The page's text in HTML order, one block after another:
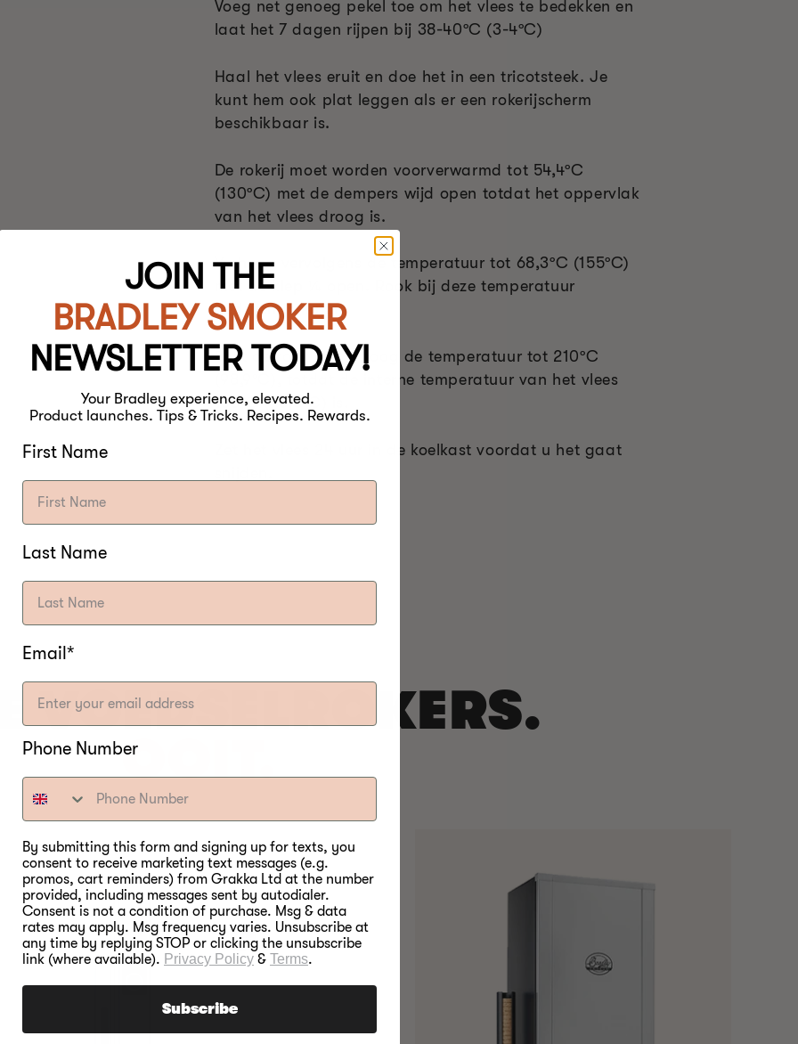
Voeg net genoeg pekel toe om het vlees te bedekken en
laat het 7 dagen rijpen bij 38-40ºC (3-4ºC)
Haal het vlees eruit en doe het in een tricotsteek. Je
kunt hem ook plat leggen als er een rokerijscherm
beschikbaar is.
De rokerij moet worden voorverwarmd tot 54,4ºC
(130ºC) met de dempers wijd open totdat het oppervlak
van het vlees droog is.
Verhoog vervolgens de temperatuur tot 68,3ºC (155ºC)
met de klep ¼ open. Rook bij deze temperatuur
gedurende 4 uur.
Sluit de rook en verhoog de temperatuur tot 210ºC
(98,9ºC), totdat de interne temperatuur van het vlees
165ºC (73,8ºC) is.
Zet het vlees 24 uur in de koelkast voordat u het gaat
VOEDSELROKERS.
OOIT.
JOIN THE
BRADLEY SMOKER
NEWSLETTER TODAY!
Your Bradley experience, elevated.
Product launches. Tips & Tricks. Recipes. Rewards.
First Name
Last Name
Email*
Phone Number
By submitting this form and signing up for texts, you
consent to receive marketing text messages (e.g.
promos, cart reminders) from Grakka Ltd at the number
provided, including messages sent by autodialer.
Consent is not a condition of purchase. Msg & data
rates may apply. Msg frequency varies. Unsubscribe at
any time by replying STOP or clicking the unsubscribe
link (where available). Privacy Policy & Terms.
Subscribe